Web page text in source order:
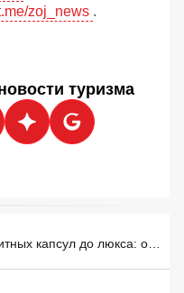
zoj_news .
туризма